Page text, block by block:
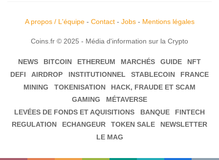
A propos / L'équipe- Contact- Jobs- Mentions légales
Coins.fr © 2025 - Média d'information sur la Crypto
NEWS BITCOIN ETHEREUM MARCHÉS GUIDE
NFT
DEFI
AIRDROP INSTITUTIONNEL STABLECOIN
FRANCE
MINING
TOKENISATION
HACK, FRAUDE ET SCAM
GAMING
MÉTAVERSE
LEVÉES DE FONDS ET AQUISITIONS
BANQUE
FINTECH
REGULATION
ECHANGEUR TOKEN SALE
NEWSLETTER
LE MAG